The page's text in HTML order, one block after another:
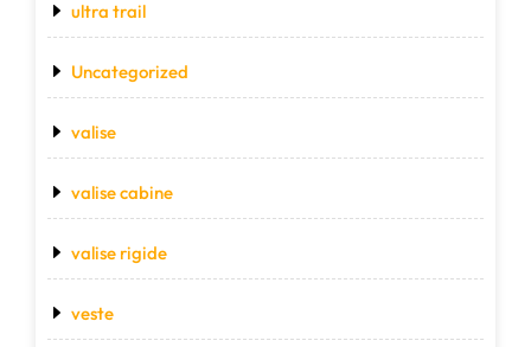
ultra trail
Uncategorized
valise
valise cabine
valise rigide
veste